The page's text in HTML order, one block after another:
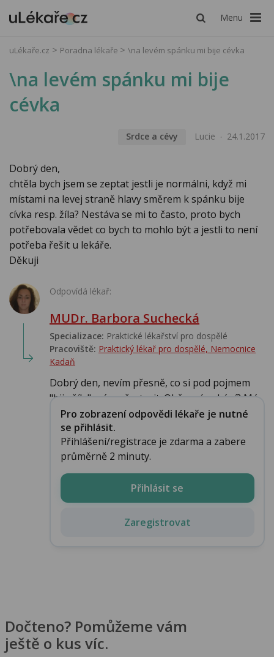
Menu
uLékaře.cz Poradna lékaře \na levém spánku mi bije cévka
\na levém spánku mi bije
cévka
Srdce a cévy Lucie 24.1.2017
Dobrý den,
chtěla bych jsem se zeptat jestli je normálni, když mi
místami na levej straně hlavy směrem k spánku bije
cívka resp. žíla? Nestáva se mi to často, proto bych
potřebovala vědet co bych to mohlo být a jestli to není
potřeba řešit u lekáře.
Děkuji
Odpovídá lékař:
MUDr. Barbora Suchecká
Specializace: Praktické lékařství pro dospělé
Pracoviště: Praktický lékař pro dospělé, Nemocnice
Kadaň
Dobrý den, nevím přesně, co si pod pojmem
"bije žíla" mám přestavit. Občasné cukání? Má...
Pro zobrazení odpovědi lékaře je nutné
se přihlásit.
Přihlášení/registrace je zdarma a zabere
průměrně 2 minuty.
Přihlásit se
Zaregistrovat
Dočteno? Pomůžeme vám
ještě o kus víc.